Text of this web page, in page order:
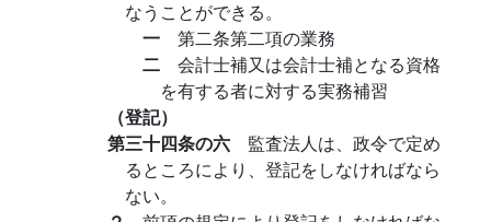
なうことができる。
一 第二条第二項の業務
二 会計士補又は会計士補となる資格
を有する者に対する実務補習
（登記）
第三十四条の六 監査法人は、政令で定め
るところにより、登記をしなければなら
ない。